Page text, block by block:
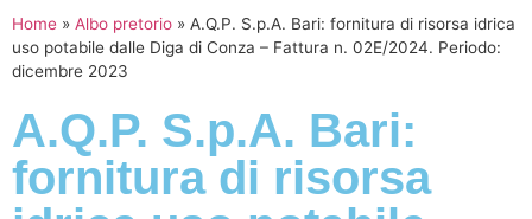
Home » Albo pretorio » A.Q.P. S.p.A. Bari: fornitura di risorsa idrica
uso potabile dalle Diga di Conza – Fattura n. 02E/2024. Periodo:
dicembre 2023
A.Q.P. S.p.A. Bari:
fornitura di risorsa